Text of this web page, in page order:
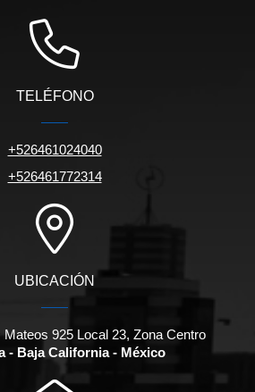
TELÉFONO
+526461024040
+526461772314
UBICACIÓN
Mateos 925 Local 23, Zona Centro
- Baja California - México